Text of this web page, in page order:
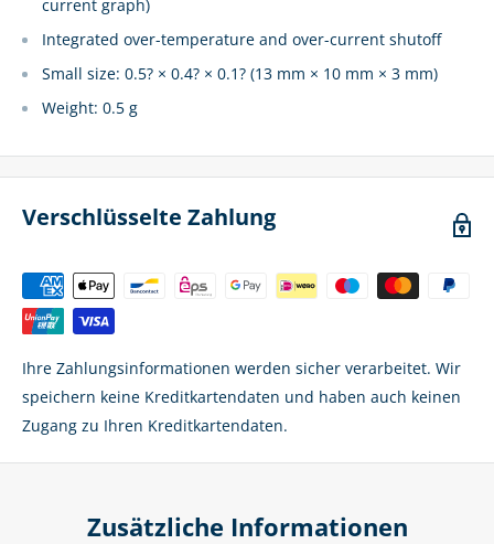
current graph)
Integrated over-temperature and over-current shutoff
Small size: 0.5? × 0.4? × 0.1? (13 mm × 10 mm × 3 mm)
Weight: 0.5 g
Verschlüsselte Zahlung
Ihre Zahlungsinformationen werden sicher verarbeitet. Wir
speichern keine Kreditkartendaten und haben auch keinen
Zugang zu Ihren Kreditkartendaten.
Zusätzliche Informationen